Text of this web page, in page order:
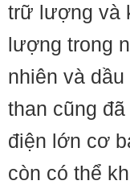
trữ lượng và
lượng trong
nhiên và
than cũng
điện lớn cơ
còn có thể